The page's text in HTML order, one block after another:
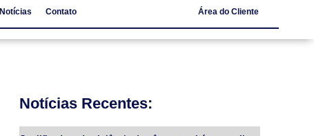
Notícias Contato Área do Cliente
Notícias Recentes: